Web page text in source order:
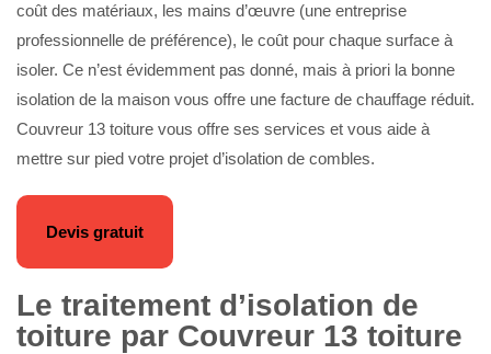
coût des matériaux, les mains d’œuvre (une entreprise
professionnelle de préférence), le coût pour chaque surface à
isoler. Ce n’est évidemment pas donné, mais à priori la bonne
isolation de la maison vous offre une facture de chauffage réduit.
Couvreur 13 toiture vous offre ses services et vous aide à
mettre sur pied votre projet d’isolation de combles.
Devis gratuit
Le traitement d’isolation de
toiture par Couvreur 13 toiture